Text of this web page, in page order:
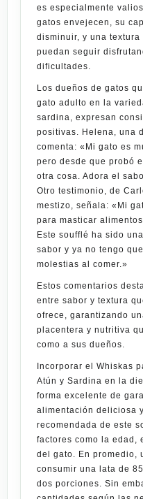
es especialmente
gatos envejecen, su
disminuir, y una textura
puedan seguir
dificultades.
Los dueños de gatos
gato adulto en la
sardina, expresan
positivas. Helena, una
comenta: «Mi gato es
pero desde que probó
otra cosa. Adora el
Otro testimonio, de
mestizo, señala: «Mi
para masticar
Este soufflé ha sido
sabor y ya no tengo
molestias al comer.»
Estos comentarios
entre sabor y textura
ofrece, garantizando
placentera y nutritiva
como a sus dueños.
Incorporar el Whiskas
Atún y Sardina en la
forma excelente de
alimentación deliciosa
recomendada de este
factores como la edad,
del gato. En promedio,
consumir una lata de
dos porciones. Sin